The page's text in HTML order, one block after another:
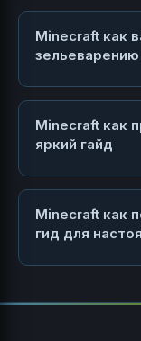
Minecraft как
зельеварению
Minecraft как
яркий гайд
Minecraft как
гид для